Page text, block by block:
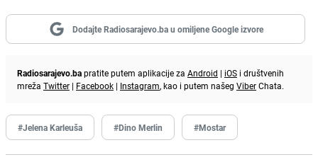
Dodajte Radiosarajevo.ba u omiljene Google izvore
Radiosarajevo.bapratite putem aplikacije za Android | iOS i društvenih
mreža Twitter | Facebook | Instagram, kao i putem našeg ViberChata.
#Jelena Karleuša #Dino Merlin #Mostar